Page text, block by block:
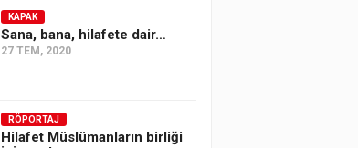
KAPAK
Sana, bana, hilafete dair…
27 TEM, 2020
RÖPORTAJ
Hilafet Müslümanların birliği